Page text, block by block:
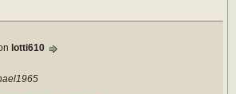
lotti610